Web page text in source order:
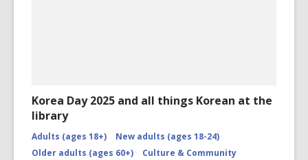
Korea Day 2025 and all things Korean at the
library
Adults (ages 18+)
New adults (ages 18-24)
Older adults (ages 60+)
Culture & Community